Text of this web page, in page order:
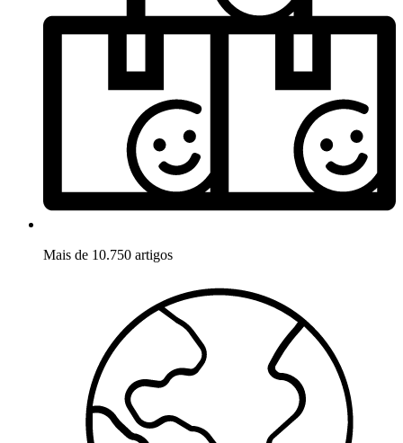
Mais de 10.750 artigos